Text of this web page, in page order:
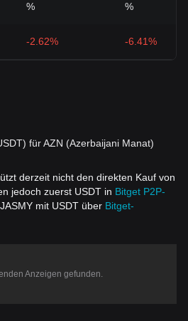
% %
-2.62% -6.41%
für AZN (Azerbaijani Manat)
derzeit nicht den direkten Kauf von
jedoch zuerst USDT in Bitget P2P-
mit USDT über Bitget-
Anzeigen gefunden.